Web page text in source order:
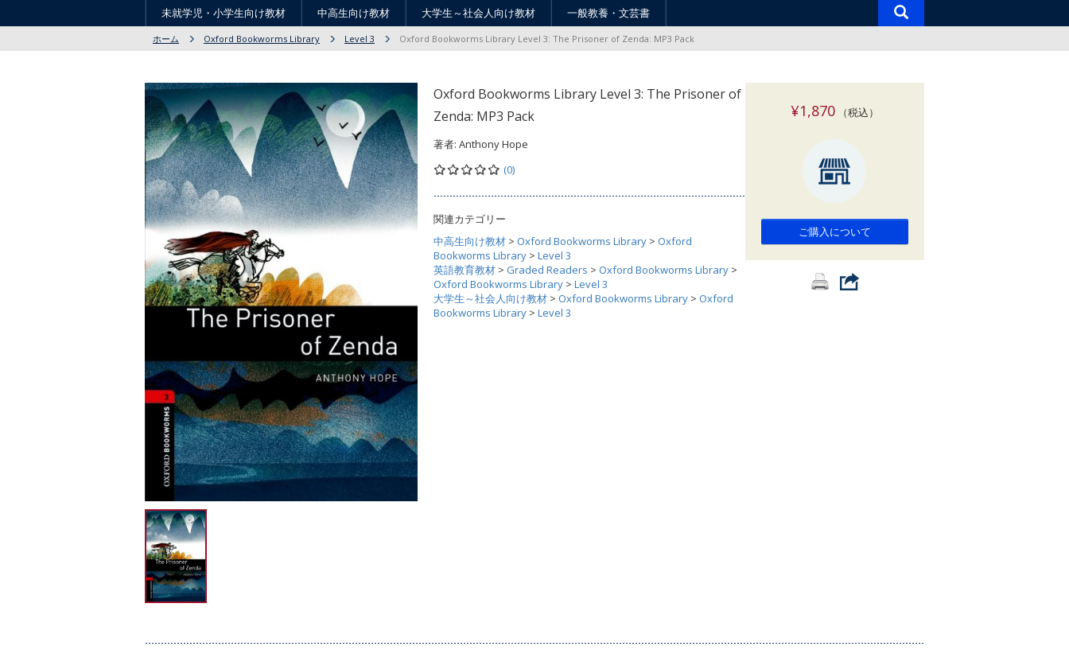
未就学児・小学生向け教材 中高生向け教材 大学生～社会人向け教材 一般教養・文芸書
索
ホーム Oxford Bookworms Library Level 3 Oxford Bookworms Library Level 3: The Prisoner of Zenda: MP3 Pack
Oxford Bookworms Library Level 3: The Prisoner of
Zenda: MP3 Pack
著者: Anthony Hope
(0)
関連カテゴリー
中高生向け教材 > Oxford Bookworms Library > Oxford
Bookworms Library > Level 3
英語教育教材 > Graded Readers > Oxford Bookworms Library >
Oxford Bookworms Library > Level 3
大学生～社会人向け教材 > Oxford Bookworms Library > Oxford
Bookworms Library > Level 3
¥1,870（税込）
ご購入について